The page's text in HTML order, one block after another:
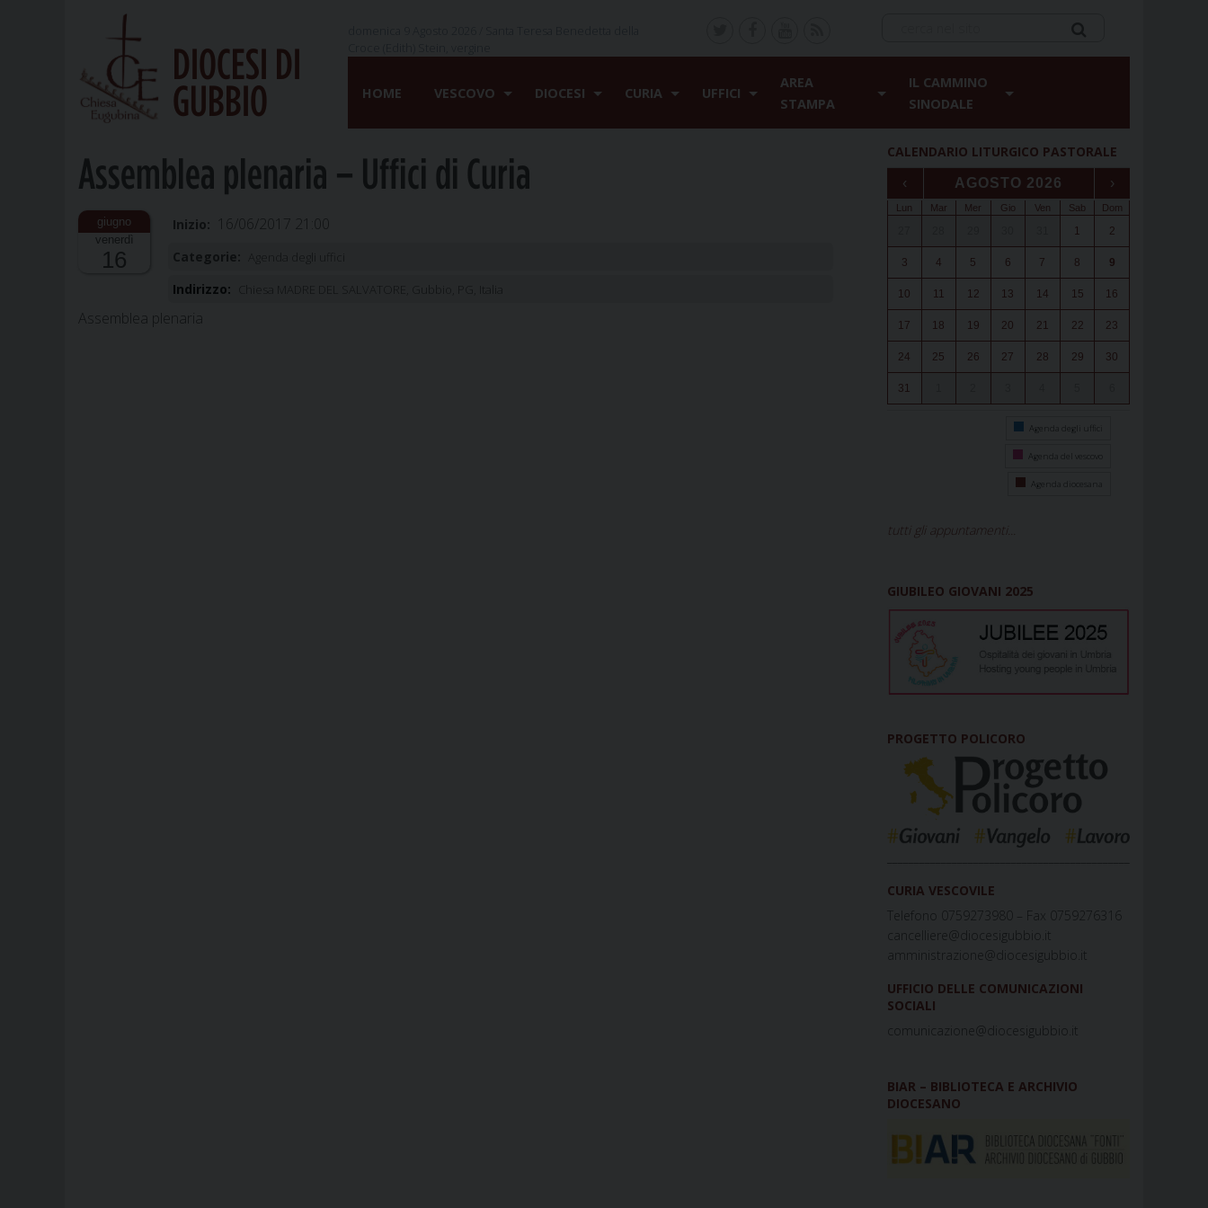
DIOCESI DI
GUBBIO
HOME VESCOVO DIOCESI CURIA UFFICI
AREA
STAMPA
IL CAMMINO
SINODALE
Assemblea plenaria – Uffici di Curia
venerdì
16
Inizio: 16/06/2017 21:00
Categorie:
Indirizzo:
Assemblea plenaria
CALENDARIO LITURGICO PASTORALE
‹ AGOSTO 2026 ›
Lun Mar Mer Gio Ven Sab Dom
1 2
3 4 5 6 7 8 9
10 11 12 13 14 15 16
17 18 19 20 21 22 23
24 25 26 27 28 29 30
31
Agenda degli uffici
Agenda del vescovo
Agenda diocesana
tutti gli appuntamenti...
GIUBILEO GIOVANI 2025
PROGETTO POLICORO
CURIA VESCOVILE
Telefono 0759273980 – Fax 0759276316
cancelliere@diocesigubbio.it
amministrazione@diocesigubbio.it
UFFICIO DELLE COMUNICAZIONI
SOCIALI
comunicazione@diocesigubbio.it
BIAR – BIBLIOTECA E ARCHIVIO
DIOCESANO